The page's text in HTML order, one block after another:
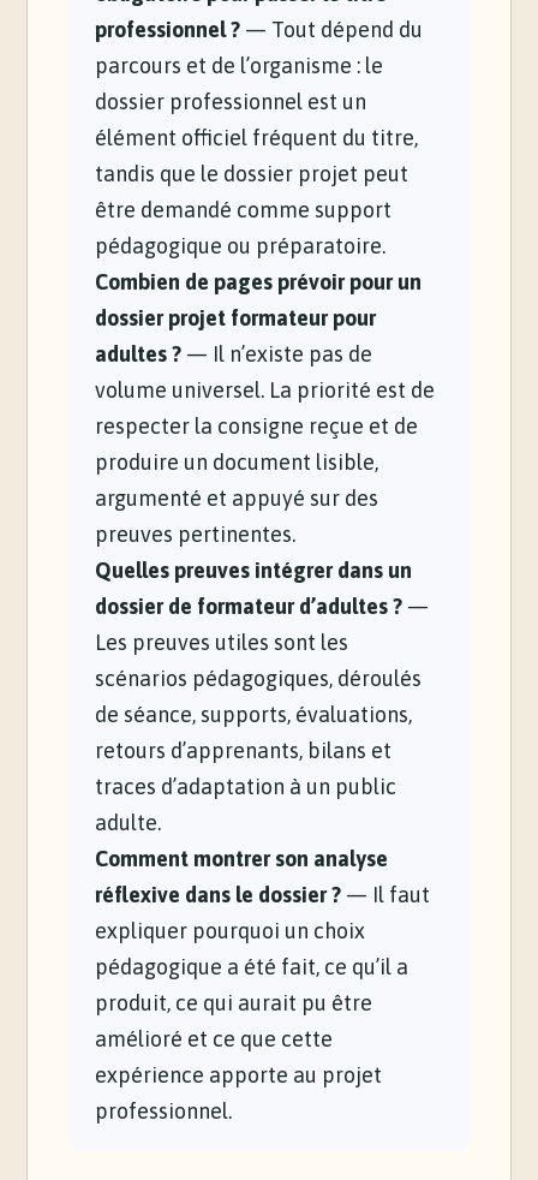
professionnel ? — Tout dépend du
parcours et de l’organisme : le
dossier professionnel est un
élément officiel fréquent du titre,
tandis que le dossier projet peut
être demandé comme support
pédagogique ou préparatoire.
Combien de pages prévoir pour un
dossier projet formateur pour
adultes ? — Il n’existe pas de
volume universel. La priorité est de
respecter la consigne reçue et de
produire un document lisible,
argumenté et appuyé sur des
preuves pertinentes.
Quelles preuves intégrer dans un
dossier de formateur d’adultes ? —
Les preuves utiles sont les
scénarios pédagogiques, déroulés
de séance, supports, évaluations,
retours d’apprenants, bilans et
traces d’adaptation à un public
adulte.
Comment montrer son analyse
réflexive dans le dossier ? — Il faut
expliquer pourquoi un choix
pédagogique a été fait, ce qu’il a
produit, ce qui aurait pu être
amélioré et ce que cette
expérience apporte au projet
professionnel.